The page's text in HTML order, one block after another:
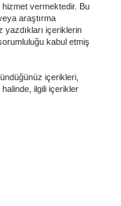
hizmet vermektedir. Bu
araştırma
yazdıkları içeriklerin
kabul etmiş
içerikleri,
ilgili içerikler